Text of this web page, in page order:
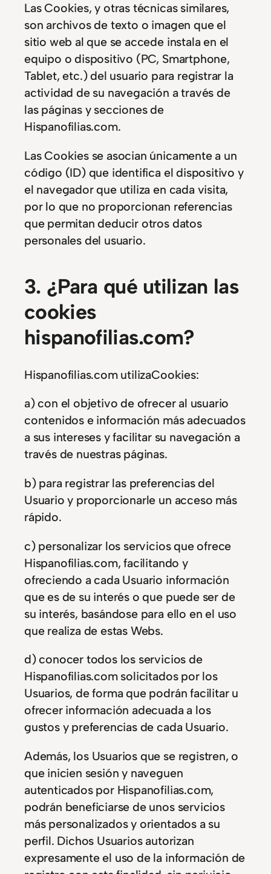
Las Cookies, y otras técnicas similares,
son archivos de texto o imagen que el
sitio web al que se accede instala en el
equipo o dispositivo (PC, Smartphone,
Tablet, etc.) del usuario para registrar la
actividad de su navegación a través de
las páginas y secciones de
Hispanofilias.com.
Las Cookies se asocian únicamente a un
código (ID) que identifica el dispositivo y
el navegador que utiliza en cada visita,
por lo que no proporcionan referencias
que permitan deducir otros datos
personales del usuario.
3. ¿Para qué utilizan las
cookies
hispanofilias.com?
Hispanofilias.com utilizaCookies:
a) con el objetivo de ofrecer al usuario
contenidos e información más adecuados
a sus intereses y facilitar su navegación a
través de nuestras páginas.
b) para registrar las preferencias del
Usuario y proporcionarle un acceso más
rápido.
c) personalizar los servicios que ofrece
Hispanofilias.com, facilitando y
ofreciendo a cada Usuario información
que es de su interés o que puede ser de
su interés, basándose para ello en el uso
que realiza de estas Webs.
d) conocer todos los servicios de
Hispanofilias.com solicitados por los
Usuarios, de forma que podrán facilitar u
ofrecer información adecuada a los
gustos y preferencias de cada Usuario.
Además, los Usuarios que se registren, o
que inicien sesión y naveguen
autenticados por Hispanofilias.com,
podrán beneficiarse de unos servicios
más personalizados y orientados a su
perfil. Dichos Usuarios autorizan
expresamente el uso de la información de